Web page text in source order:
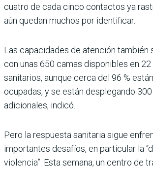
cuatro de cada cinco contactos ya
aún quedan muchos por identificar.
Las capacidades de atención también
con unas 650 camas disponibles en
sanitarios, aunque cerca del 96 %
ocupadas, y se están desplegando
adicionales, indicó.
Pero la respuesta sanitaria sigue
importantes desafíos, en particular la
violencia”. Esta semana, un centro de